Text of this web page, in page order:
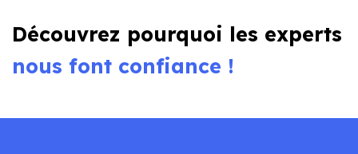
Découvrez pourquoi les experts
nous font confiance !